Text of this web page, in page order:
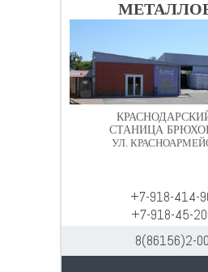
СТАНИЦА
УЛ.
+7-918-414-
+7-918-45-
8(86156)2-